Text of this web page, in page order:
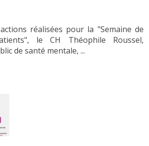
réalisées pour la "Semaine de
le CH Théophile Roussel,
de santé mentale, ...